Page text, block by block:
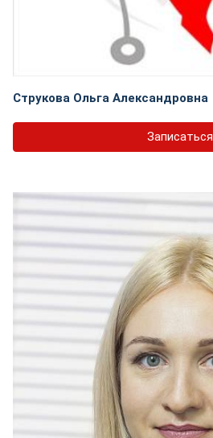
Струкова Ольга Александровна
Записаться